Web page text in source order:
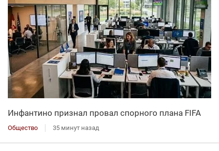
Инфантино признал провал спорного плана FIFA
Общество 35 минут назад